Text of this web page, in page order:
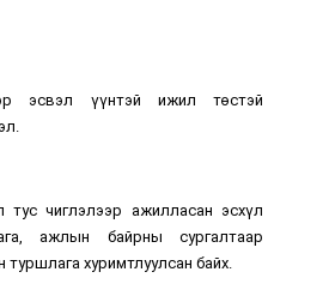
эсвэл үүнтэй ижил төстэй
чиглэлээр ажилласан эсхүл
ажлын байрны сургалтаар
хуримтлуулсан байх.